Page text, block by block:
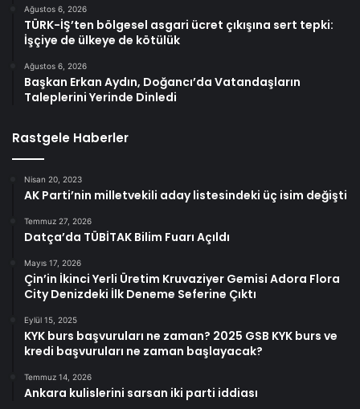
Ağustos 6, 2026
TÜRK-İŞ’ten bölgesel asgari ücret çıkışına sert tepki:
İşçiye de ülkeye de kötülük
Ağustos 6, 2026
Başkan Erkan Aydın, Doğancı’da Vatandaşların
Taleplerini Yerinde Dinledi
Rastgele Haberler
Nisan 20, 2023
AK Parti’nin milletvekili aday listesindeki üç isim değişti
Temmuz 27, 2026
Datça’da TÜBİTAK Bilim Fuarı Açıldı
Mayıs 17, 2026
Çin’in İkinci Yerli Üretim Kruvaziyer Gemisi Adora Flora
City Denizdeki İlk Deneme Seferine Çıktı
Eylül 15, 2025
KYK burs başvuruları ne zaman? 2025 GSB KYK burs ve
kredi başvuruları ne zaman başlayacak?
Temmuz 14, 2026
Ankara kulislerini sarsan iki parti iddiası